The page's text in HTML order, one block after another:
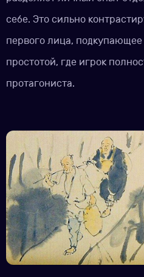
себе. Это сильно
первого лица,
простотой, где игрок
протагониста.